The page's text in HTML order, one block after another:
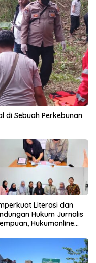
di Sebuah Perkebunan
Literasi dan
Hukum Jurnalis
Hukumonline